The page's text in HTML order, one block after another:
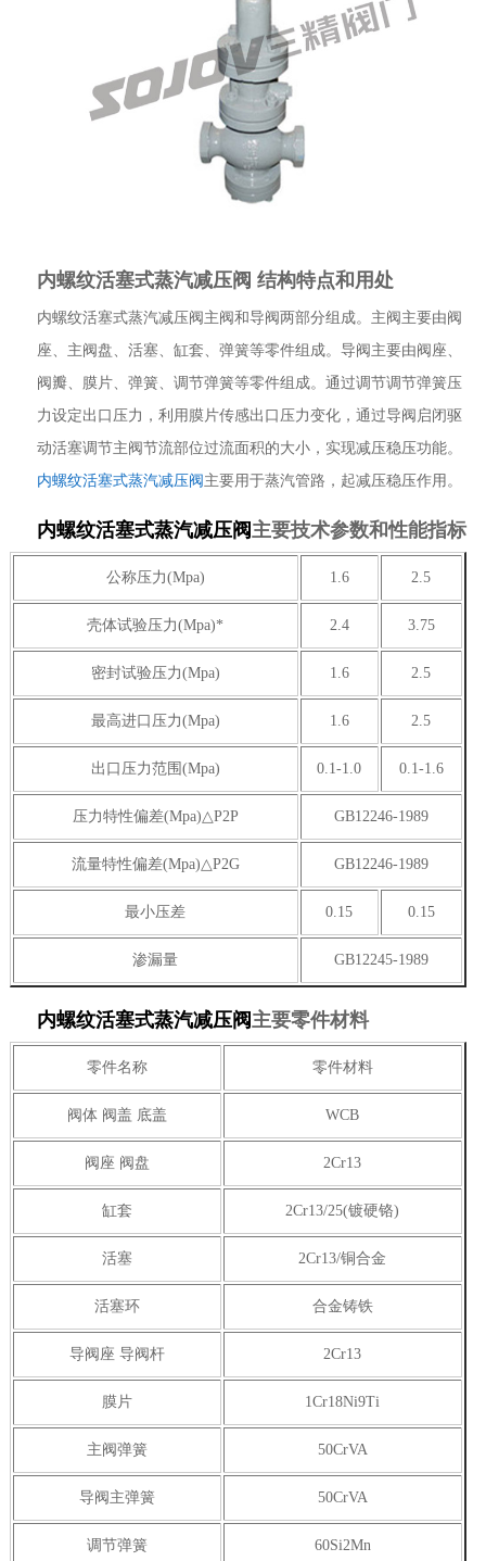
内螺纹活塞式蒸汽减压阀 结构特点和用处
内螺纹活塞式蒸汽减压阀主阀和导阀两部分组成。主阀主要由阀
座、主阀盘、活塞、缸套、弹簧等零件组成。导阀主要由阀座、
阀瓣、膜片、弹簧、调节弹簧等零件组成。通过调节调节弹簧压
力设定出口压力，利用膜片传感出口压力变化，通过导阀启闭驱
动活塞调节主阀节流部位过流面积的大小，实现减压稳压功能。
内螺纹活塞式蒸汽减压阀 主要用于蒸汽管路，起减压稳压作用。
内螺纹活塞式蒸汽减压阀主要技术参数和性能指标
公称压力(Mpa) 1.6 2.5
壳体试验压力(Mpa)* 2.4 3.75
密封试验压力(Mpa) 1.6 2.5
最高进口压力(Mpa) 1.6 2.5
出口压力范围(Mpa) 0.1-1.0 0.1-1.6
压力特性偏差(Mpa)△P2P GB12246-1989
流量特性偏差(Mpa)△P2G GB12246-1989
最小压差 0.15 0.15
渗漏量 GB12245-1989
内螺纹活塞式蒸汽减压阀主要零件材料
零件名称 零件材料
阀体 阀盖 底盖 WCB
阀座 阀盘 2Cr13
缸套 2Cr13/25(镀硬铬)
活塞 2Cr13/铜合金
活塞环 合金铸铁
导阀座 导阀杆 2Cr13
膜片 1Cr18Ni9Ti
主阀弹簧 50CrVA
导阀主弹簧 50CrVA
调节弹簧 60Si2Mn